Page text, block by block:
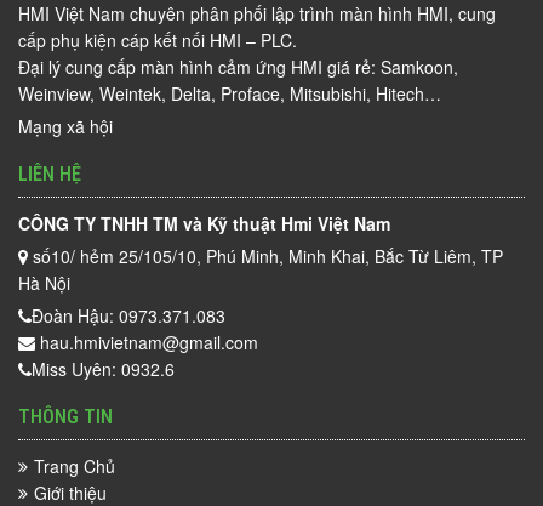
HMI Việt Nam chuyên phân phối lập trình màn hình HMI, cung
cấp phụ kiện cáp kết nối HMI – PLC.
Đại lý cung cấp màn hình cảm ứng HMI giá rẻ: Samkoon,
Weinview, Weintek, Delta, Proface, Mitsubishi, Hitech…
Mạng xã hội
LIÊN HỆ
CÔNG TY TNHH TM và Kỹ thuật Hmi Việt Nam
số10/ hẻm 25/105/10, Phú Minh, Minh Khai, Bắc Từ Liêm, TP
Hà Nội
Đoàn Hậu: 0973.371.083
hau.hmivietnam@gmail.com
Miss Uyên: 0932.6
THÔNG TIN
Trang Chủ
Giới thiệu